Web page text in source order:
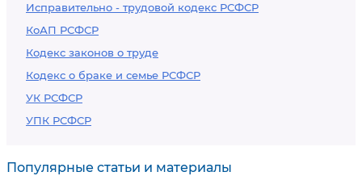
Исправительно - трудовой кодекс РСФСР
КоАП РСФСР
Кодекс законов о труде
Кодекс о браке и семье РСФСР
УК РСФСР
УПК РСФСР
Популярные статьи и материалы